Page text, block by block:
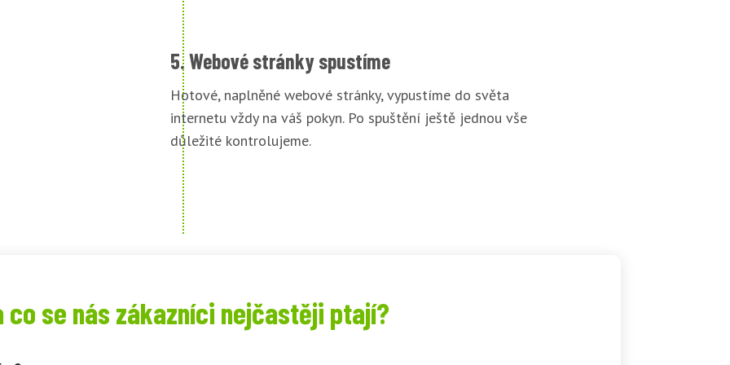
5. Webové stránky spustíme
Hotové, naplněné webové stránky, vypustíme do světa
internetu vždy na váš pokyn. Po spuštění ještě jednou vše
důležité kontrolujeme.
co se nás zákazníci nejčastěji ptají?